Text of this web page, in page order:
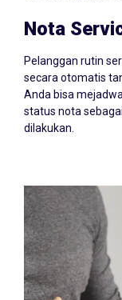
Nota
Pelanggan rutin
secara otomatis
Anda bisa
status nota
dilakukan.